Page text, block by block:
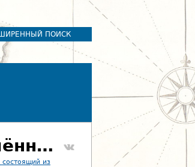
ПОИСК
30. Карта Владимирского наместничества, разделённая на 14 уездов
состоящий из